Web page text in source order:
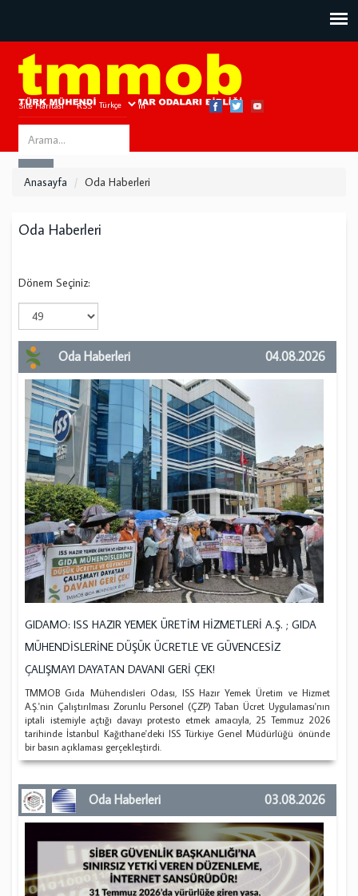
Site Haritası RSS Bize Ulaşın
Search
this
Anasayfa Oda Haberleri
Oda Haberleri
Dönem Seçiniz:
Oda Haberleri 04.08.2026
GIDAMO: ISS HAZIR YEMEK ÜRETİM HİZMETLERİ A.Ş. ; GIDA
MÜHENDİSLERİNE DÜŞÜK ÜCRETLE VE GÜVENCESİZ
ÇALIŞMAYI DAYATAN DAVANI GERİ ÇEK!
TMMOB Gıda Mühendisleri Odası, ISS Hazır Yemek Üretim ve Hizmet
A.Ş.'nin Çalıştırılması Zorunlu Personel (ÇZP) Taban Ücret Uygulaması'nın
iptali istemiyle açtığı davayı protesto etmek amacıyla, 25 Temmuz 2026
tarihinde İstanbul Kağıthane'deki ISS Türkiye Genel Müdürlüğü önünde
bir basın açıklaması gerçekleştirdi.
Oda Haberleri 03.08.2026